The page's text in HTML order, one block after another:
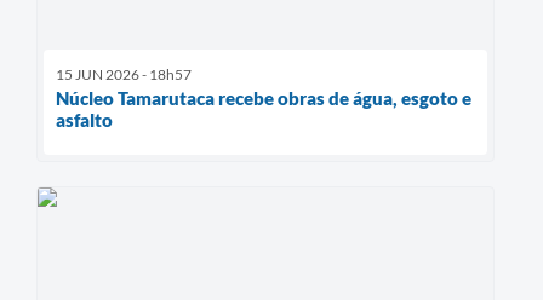
15 JUN 2026 - 18h57
Núcleo Tamarutaca recebe obras de água, esgoto e
asfalto